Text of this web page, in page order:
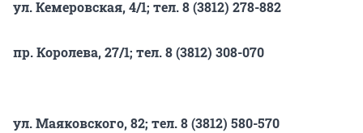
ул. Кемеровская, 4/1; тел. 8 (3812) 278-882
пр. Королева, 27/1; тел. 8 (3812) 308-070
ул. Маяковского, 82; тел. 8 (3812) 580-570